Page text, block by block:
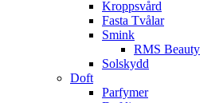
Kroppsvård
Fasta Tvålar
Smink
RMS Beauty
Solskydd
Doft
Parfymer